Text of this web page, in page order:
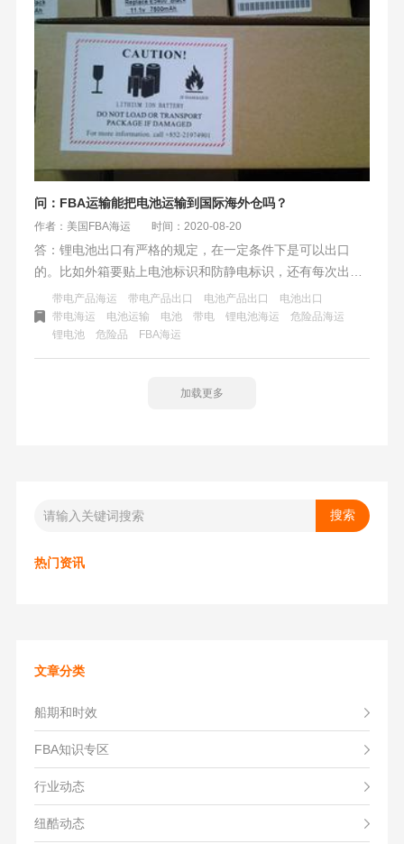
问：FBA运输能把电池运输到国际海外仓吗？
作者：美国FBA海运 时间：2020-08-20
答：锂电池出口有严格的规定，在一定条件下是可以出口
的。比如外箱要贴上电池标识和防静电标识，还有每次出货
量不能太多
带电产品海运 带电产品出口 电池产品出口
电池出口
带电海运
电池运输 电池 带电 锂电池海运
危险品海运
锂电池
危险品 ​FBA海运
加载更多
热门资讯
文章分类
船期和时效
FBA知识专区
行业动态
纽酷动态